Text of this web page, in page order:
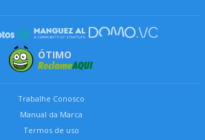
ÓTIMO
Trabalhe Conosco
Manual da Marca
Termos de uso